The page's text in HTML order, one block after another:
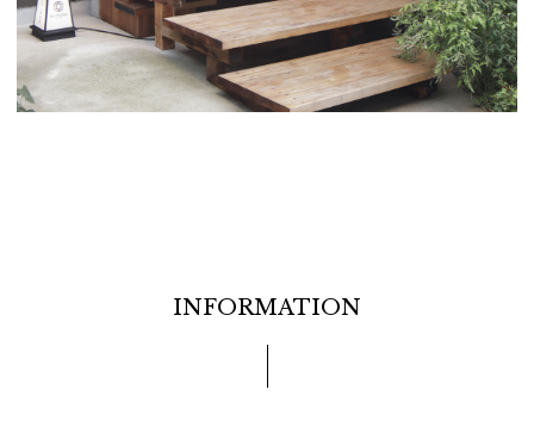
INFORMATION